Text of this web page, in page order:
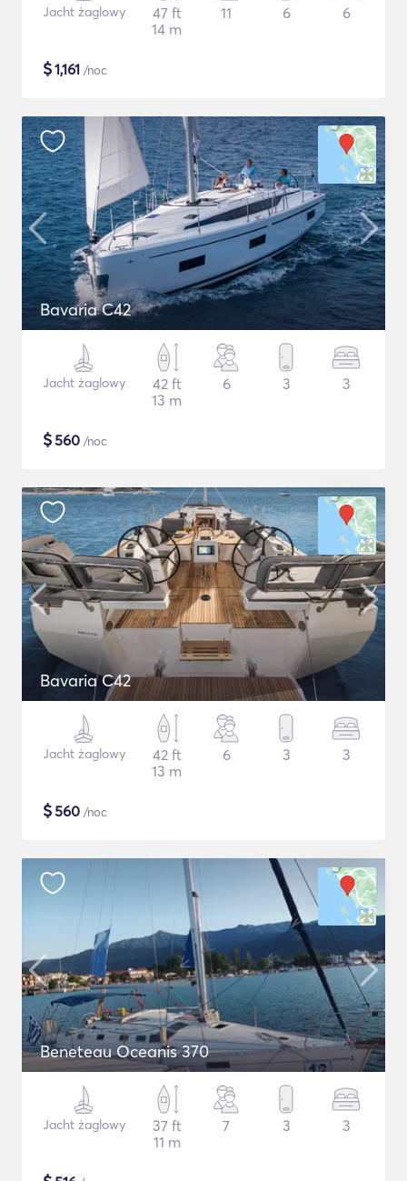
Jacht żaglowy
47 ft
14 m
11 6 6
$1,161 /noc
Bavaria C42
Jacht żaglowy
42 ft
13 m
6 3 3
$560 /noc
Bavaria C42
Jacht żaglowy
42 ft
13 m
6 3 3
$560 /noc
Beneteau Oceanis 370
Jacht żaglowy
37 ft
11 m
7 3 3